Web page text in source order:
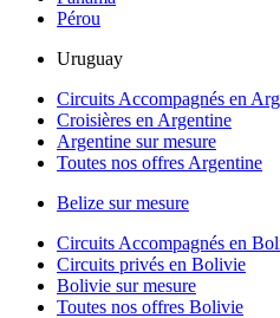
Pérou
Uruguay
Circuits Accompagnés en
Croisières en Argentine
Argentine sur mesure
Toutes nos offres Argentine
Belize sur mesure
Circuits Accompagnés en
Circuits privés en Bolivie
Bolivie sur mesure
Toutes nos offres Bolivie